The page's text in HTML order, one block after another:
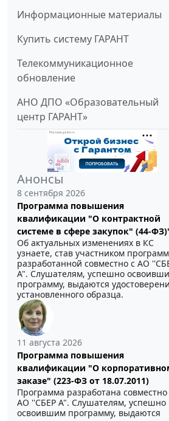
Информационные материалы
Купить систему ГАРАНТ
Телекоммуникационное
обновление
АНО ДПО «Образовательный
центр ГАРАНТ»
Анонсы
8 сентября 2026
Программа повышения
квалификации "О контрактной
системе в сфере закупок" (44-
Об актуальных изменениях в КС
узнаете, став участником
разработанной совместно с АО
А". Слушателям, успешно
программу, выдаются
установленного образца.
11 августа 2026
Программа повышения
квалификации "О
заказе" (223-ФЗ от 18.07.2011)
Программа разработана совместно
АО ''СБЕР А". Слушателям, успешно
освоившим программу, выдаются